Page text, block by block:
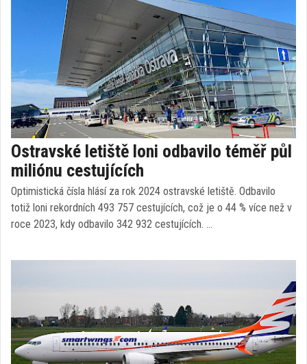
Ostravské letiště loni odbavilo téměř půl
miliónu cestujících
Optimistická čísla hlásí za rok 2024 ostravské letiště. Odbavilo
totiž loni rekordních 493 757 cestujících, což je o 44 % více než v
roce 2023, kdy odbavilo 342 932 cestujících. …